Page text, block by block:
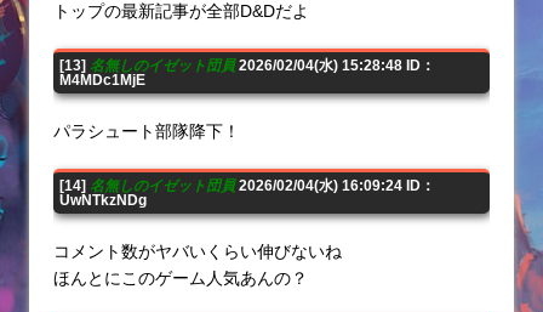
トップの最新記事が全部D&Dだよ
[13] 名無しのイゼット団員2026/02/04(水) 15:28:48 ID：
M4MDc1MjE
パラシュート部隊降下！
[14] 名無しのイゼット団員2026/02/04(水) 16:09:24 ID：
UwNTkzNDg
コメント数がヤバいくらい伸びないね
ほんとにこのゲーム人気あんの？